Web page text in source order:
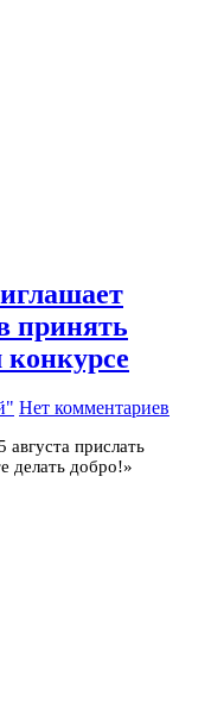
принять
конкурсе
Нет комментариев
августа прислать
делать добро!»